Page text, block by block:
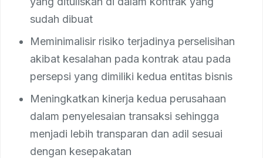
sudah dibuat
Meminimalisir risiko terjadinya perselisihan
akibat kesalahan pada kontrak atau pada
persepsi yang dimiliki kedua entitas bisnis
Meningkatkan kinerja kedua perusahaan
dalam penyelesaian transaksi sehingga
menjadi lebih transparan dan adil sesuai
dengan kesepakatan